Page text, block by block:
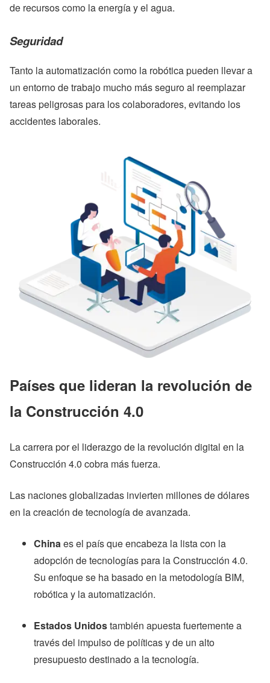
de recursos como la energía y el agua.
Seguridad
Tanto la automatización como la robótica pueden llevar a
un entorno de trabajo mucho más seguro al reemplazar
tareas peligrosas para los colaboradores, evitando los
accidentes laborales.
Países que lideran la revolución de
la Construcción 4.0
La carrera por el liderazgo de la revolución digital en la
Construcción 4.0 cobra más fuerza.
Las naciones globalizadas invierten millones de dólares
en la creación de tecnología de avanzada.
Chinaes el país que encabeza la lista con la
adopción de tecnologías para la Construcción 4.0.
Su enfoque se ha basado en la metodología BIM,
robótica y la automatización.
Estados Unidostambién apuesta fuertemente a
través del impulso de políticas y de un alto
presupuesto destinado a la tecnología.